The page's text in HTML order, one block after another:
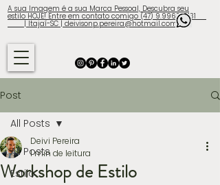
A sua Imagem é a sua Marca Pessoal, Descubra seu
estilo HOJE! Entre em contato comigo (47) 9.9960-3131
| Itajaí-SC | deivisonp.pereira@hotmail.com
Post
All Posts
Estilo
All Posts
Workshop de Estilo
Deivi Pereira
1 min de leitura